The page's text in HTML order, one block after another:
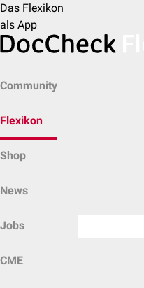
Das Flexikon
als App
Community
Flexikon
Shop
News
Jobs
CME